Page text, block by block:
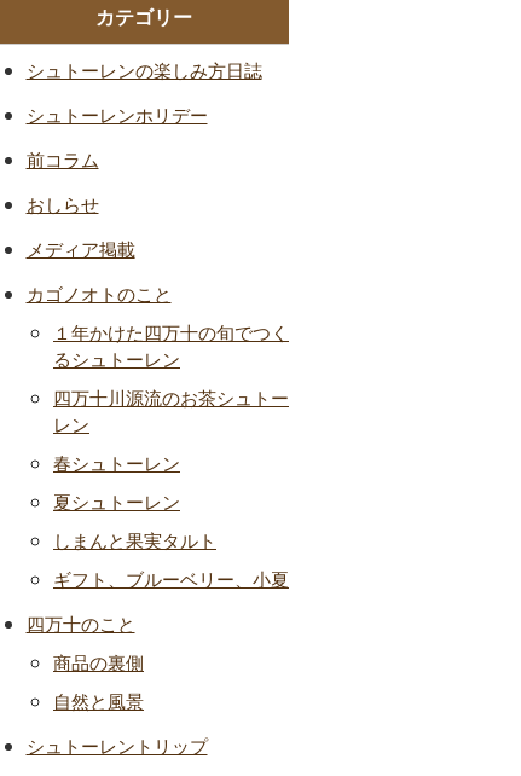
カテゴリー
シュトーレンの楽しみ方日誌
シュトーレンホリデー
前コラム
おしらせ
メディア掲載
カゴノオトのこと
１年かけた四万十の旬でつく
るシュトーレン
四万十川源流のお茶シュトー
レン
春シュトーレン
夏シュトーレン
しまんと果実タルト
ギフト、ブルーベリー、小夏
四万十のこと
商品の裏側
自然と風景
シュトーレントリップ